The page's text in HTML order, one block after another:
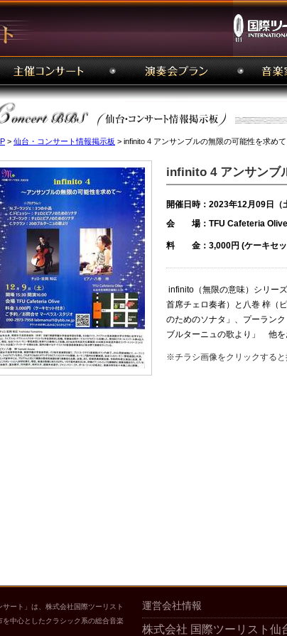
> 仙台・コンサート情報掲示板 > infinito 4 アンサンブルの無限の可能性を求めて
infinito 4 アンサンブ
開催日時：2023年12月09日（
会 場：TFU Cafeteria Olive
料 金：3,000円 (ケーキセッ
infinito（無限の意味）シリー
首席チェロ奏者）と八巻 梓（
のためのソナタ」、プーラン
ブルターニュの歌より」 他を
※チラシ画像をクリックすると
ート」は、株式会社国際ツーリスト
を中心としたクラシック系の総合音楽
運営会社情報
株式会社 国際ツーリスト仙